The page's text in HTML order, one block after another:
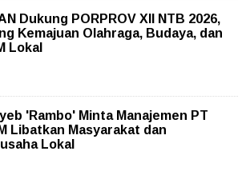
Dukung PORPROV XII NTB 2026,
Kemajuan Olahraga, Budaya, dan
Lokal
'Rambo' Minta Manajemen PT
Libatkan Masyarakat dan
Lokal